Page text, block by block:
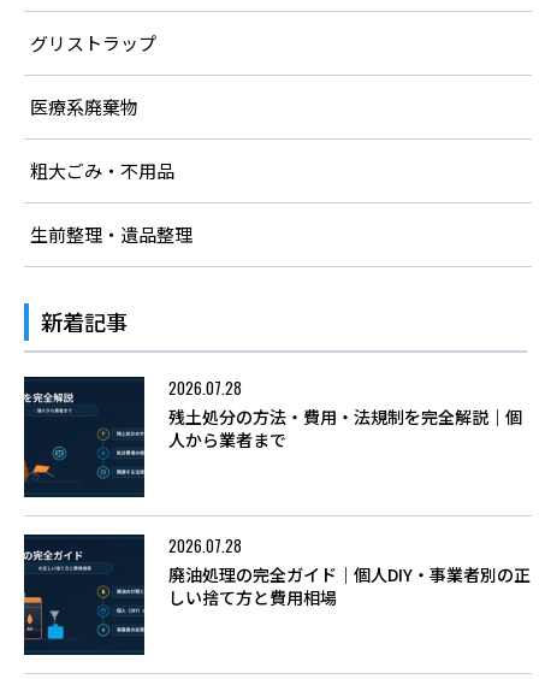
グリストラップ
医療系廃棄物
粗大ごみ・不用品
生前整理・遺品整理
新着記事
2026.07.28
残土処分の方法・費用・法規制を完全解説｜個
人から業者まで
2026.07.28
廃油処理の完全ガイド｜個人DIY・事業者別の正
しい捨て方と費用相場